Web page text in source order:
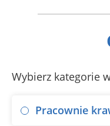
Wybierz kategorie
Pracownie